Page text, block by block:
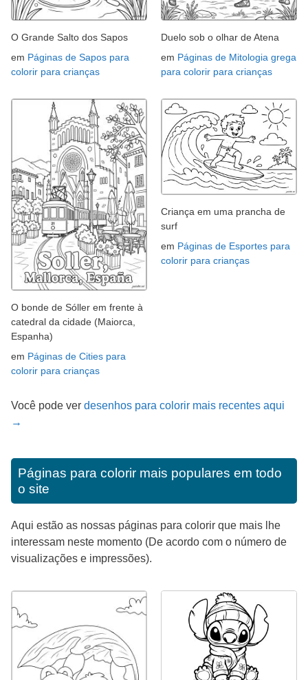
O Grande Salto dos Sapos
em Páginas de Sapos para
colorir para crianças
Duelo sob o olhar de Atena
em Páginas de Mitologia grega
para colorir para crianças
O bonde de Sóller em frente à
catedral da cidade (Maiorca,
Espanha)
em Páginas de Cities para
colorir para crianças
Criança em uma prancha de
surf
em Páginas de Esportes para
colorir para crianças
Você pode ver desenhos para colorir mais recentes aqui
→
Páginas para colorir mais populares em todo
o site
Aqui estão as nossas páginas para colorir que mais lhe
interessam neste momento (De acordo com o número de
visualizações e impressões).